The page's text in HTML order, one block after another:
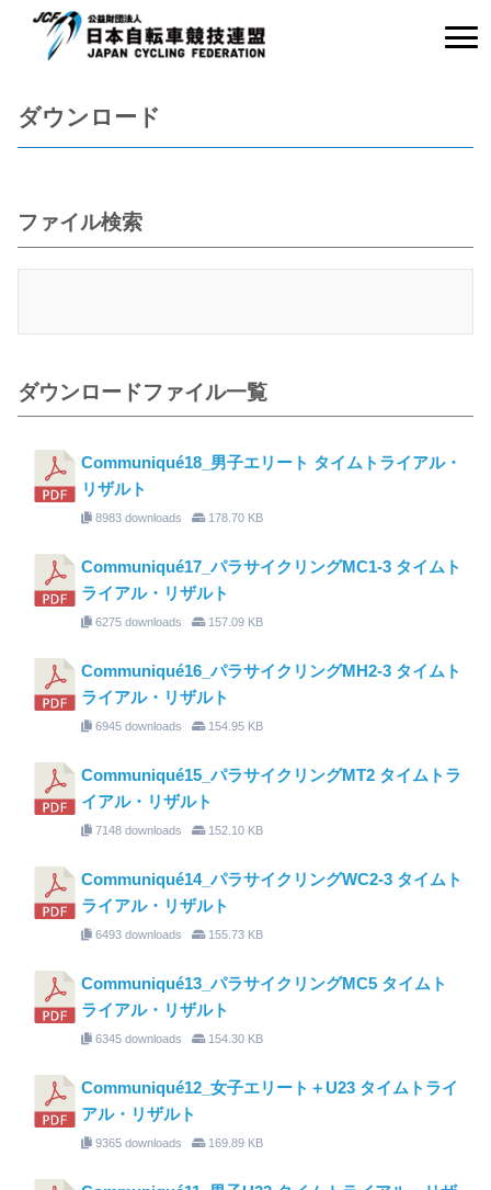
ダウンロード
ファイル検索
ダウンロードファイル一覧
Communiqué18_男子エリート タイムトライアル・
リザルト
8983 downloads 178.70 KB
Communiqué17_パラサイクリングMC1-3 タイムト
ライアル・リザルト
6275 downloads 157.09 KB
Communiqué16_パラサイクリングMH2-3 タイムト
ライアル・リザルト
6945 downloads 154.95 KB
Communiqué15_パラサイクリングMT2 タイムトラ
イアル・リザルト
7148 downloads 152.10 KB
Communiqué14_パラサイクリングWC2-3 タイムト
ライアル・リザルト
6493 downloads 155.73 KB
Communiqué13_パラサイクリングMC5 タイムト
ライアル・リザルト
6345 downloads 154.30 KB
Communiqué12_女子エリート＋U23 タイムトライ
アル・リザルト
9365 downloads 169.89 KB